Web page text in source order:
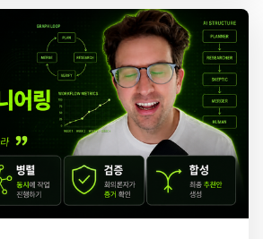
신가요? 최근 Peter Yang이 진행한
에 오픈소스 AI 에이전트 Hermes
자(Karan Malhotra)가 나와 이야기
다. 어떤 이야기를 나눴